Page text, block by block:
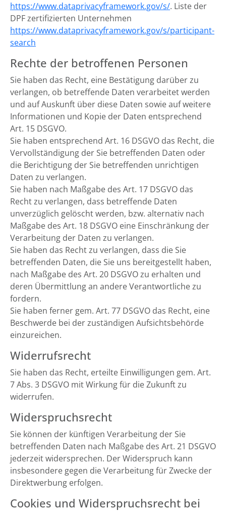
https://www.dataprivacyframework.gov/s/. Liste der
DPF zertifizierten Unternehmen
https://www.dataprivacyframework.gov/s/participant-
search
Rechte der betroffenen Personen
Sie haben das Recht, eine Bestätigung darüber zu
verlangen, ob betreffende Daten verarbeitet werden
und auf Auskunft über diese Daten sowie auf weitere
Informationen und Kopie der Daten entsprechend
Art. 15 DSGVO.
Sie haben entsprechend Art. 16 DSGVO das Recht, die
Vervollständigung der Sie betreffenden Daten oder
die Berichtigung der Sie betreffenden unrichtigen
Daten zu verlangen.
Sie haben nach Maßgabe des Art. 17 DSGVO das
Recht zu verlangen, dass betreffende Daten
unverzüglich gelöscht werden, bzw. alternativ nach
Maßgabe des Art. 18 DSGVO eine Einschränkung der
Verarbeitung der Daten zu verlangen.
Sie haben das Recht zu verlangen, dass die Sie
betreffenden Daten, die Sie uns bereitgestellt haben,
nach Maßgabe des Art. 20 DSGVO zu erhalten und
deren Übermittlung an andere Verantwortliche zu
fordern.
Sie haben ferner gem. Art. 77 DSGVO das Recht, eine
Beschwerde bei der zuständigen Aufsichtsbehörde
einzureichen.
Widerrufsrecht
Sie haben das Recht, erteilte Einwilligungen gem. Art.
7 Abs. 3 DSGVO mit Wirkung für die Zukunft zu
widerrufen.
Widerspruchsrecht
Sie können der künftigen Verarbeitung der Sie
betreffenden Daten nach Maßgabe des Art. 21 DSGVO
jederzeit widersprechen. Der Widerspruch kann
insbesondere gegen die Verarbeitung für Zwecke der
Direktwerbung erfolgen.
Cookies und Widerspruchsrecht bei